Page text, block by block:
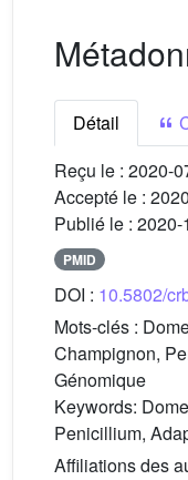
Détail
Reçu le : 2020-
Accepté le :
Publié le : 2020-
PMID
DOI : 10.5802/
Mots-clés :
Champignon,
Génomique
Keywords:
Penicillium,
Affiliations des